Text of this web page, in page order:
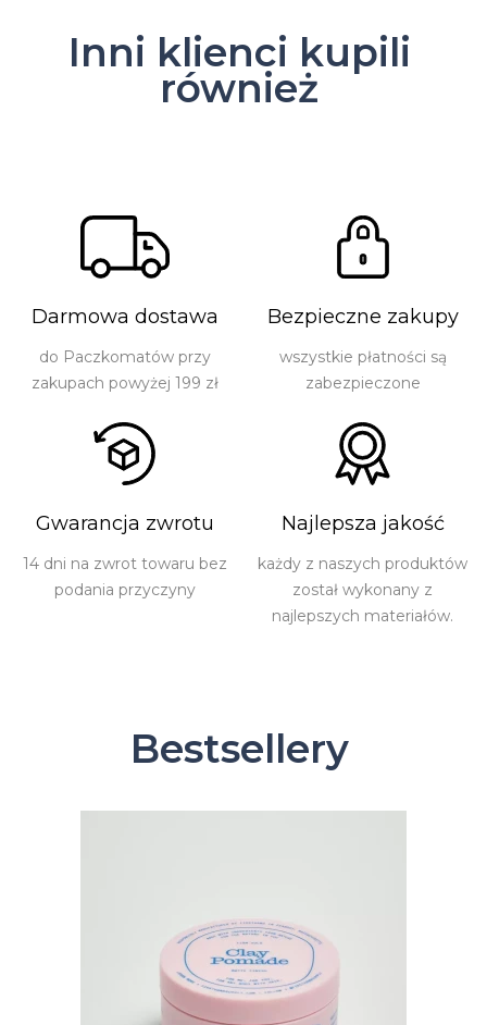
Inni klienci kupili
również
Darmowa dostawa
do Paczkomatów przy
zakupach powyżej 199 zł
Bezpieczne zakupy
wszystkie płatności są
zabezpieczone
Gwarancja zwrotu
14 dni na zwrot towaru bez
podania przyczyny
Najlepsza jakość
każdy z naszych produktów
został wykonany z
najlepszych materiałów.
Bestsellery